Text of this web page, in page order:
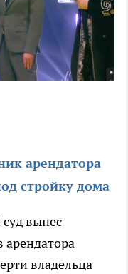
арендатора
стройку дома
вынес
арендатора
владельца